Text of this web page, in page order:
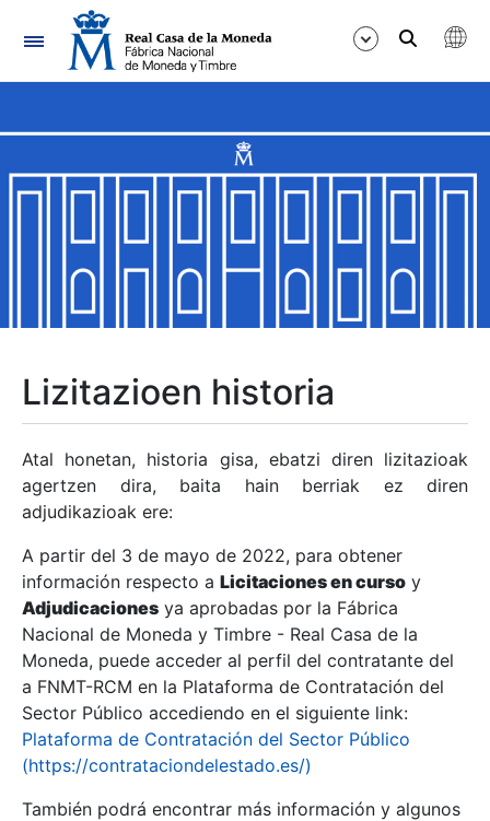
Nabigazioa
Erakutsi/Ezkutatu
Erakutsi/Ezkutatu
Erakutsi/Ezkutatu
Erakutsi/Ezkutatu
Erakutsi/Ezkutatu
Erakutsi/Ezkutatu
Erakutsi/Ezkutatu
Lizitazioen historia
Atal honetan, historia gisa, ebatzi diren lizitazioak
agertzen dira, baita hain berriak ez diren
adjudikazioak ere:
A partir del 3 de mayo de 2022, para obtener
información respecto a Licitaciones en curso y
Adjudicaciones ya aprobadas por la Fábrica
Nacional de Moneda y Timbre - Real Casa de la
Moneda, puede acceder al perfil del contratante del
a FNMT-RCM en la Plataforma de Contratación del
Sector Público accediendo en el siguiente link:
Plataforma de Contratación del Sector Público
(https://contrataciondelestado.es/)
También podrá encontrar más información y algunos